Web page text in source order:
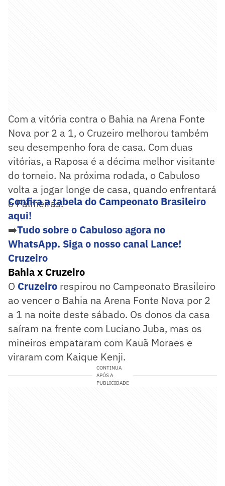
Com a vitória contra o Bahia na Arena Fonte
Nova por 2 a 1, o Cruzeiro melhorou também
seu desempenho fora de casa. Com duas
vitórias, a Raposa é a décima melhor visitante
do torneio. Na próxima rodada, o Cabuloso
volta a jogar longe de casa, quando enfrentará
o Palmeiras.
Confira a tabela do Campeonato Brasileiro
aqui!
➡️Tudo sobre o Cabuloso agora no
WhatsApp. Siga o nosso canal Lance!
Cruzeiro
Bahia x Cruzeiro
O Cruzeiro respirou no Campeonato Brasileiro
ao vencer o Bahia na Arena Fonte Nova por 2
a 1 na noite deste sábado. Os donos da casa
saíram na frente com Luciano Juba, mas os
mineiros empataram com Kauã Moraes e
viraram com Kaique Kenji.
CONTINUA
APÓS A
PUBLICIDADE